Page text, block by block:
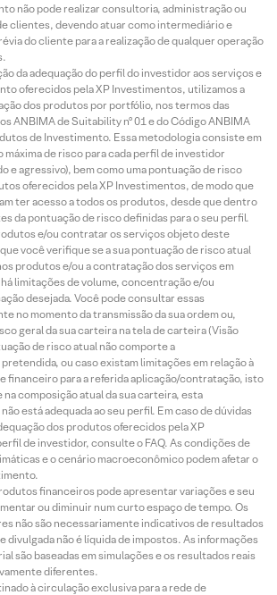
não pode realizar consultoria, administração ou
clientes, devendo atuar como intermediário e
do cliente para a realização de qualquer operação
da adequação do perfil do investidor aos serviços e
oferecidos pela XP Investimentos, utilizamos a
dos produtos por portfólio, nos termos das
ANBIMA de Suitability nº 01 e do Código ANBIMA
de Investimento. Essa metodologia consiste em
de risco para cada perfil de investidor
e agressivo), bem como uma pontuação de risco
oferecidos pela XP Investimentos, de modo que
ter acesso a todos os produtos, desde que dentro
da pontuação de risco definidas para o seu perfil.
e/ou contratar os serviços objeto deste
você verifique se a sua pontuação de risco atual
produtos e/ou a contratação dos serviços em
limitações de volume, concentração e/ou
desejada. Você pode consultar essas
no momento da transmissão da sua ordem ou,
geral da sua carteira na tela de carteira (Visão
de risco atual não comporte a
ou caso existam limitações em relação à
financeiro para a referida aplicação/contratação, isto
na composição atual da sua carteira, esta
está adequada ao seu perfil. Em caso de dúvidas
dos produtos oferecidos pela XP
de investidor, consulte o FAQ. As condições de
e o cenário macroeconômico podem afetar o
financeiros pode apresentar variações e seu
ou diminuir num curto espaço de tempo. Os
não são necessariamente indicativos de resultados
divulgada não é líquida de impostos. As informações
são baseadas em simulações e os resultados reais
diferentes.
à circulação exclusiva para a rede de